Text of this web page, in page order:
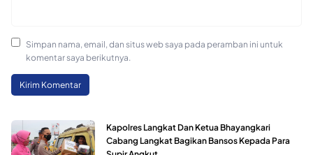
Simpan nama, email, dan situs web saya pada peramban ini untuk
komentar saya berikutnya.
Kapolres Langkat Dan Ketua Bhayangkari
Cabang Langkat Bagikan Bansos Kepada Para